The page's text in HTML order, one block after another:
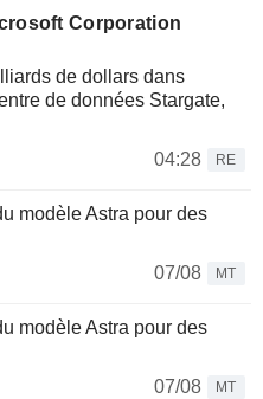
Corporation
de dollars dans
de données Stargate,
04:28
RE
modèle Astra pour des
07/08
MT
modèle Astra pour des
07/08
MT